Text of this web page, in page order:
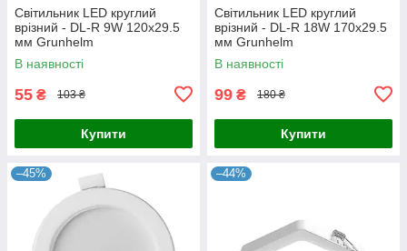
Cвітильник LED круглий
врізний - DL-R 9W 120х29.5
мм Grunhelm
В наявності
55 ₴ 103 ₴
Купити
Cвітильник LED круглий
врізний - DL-R 18W 170х29.5
мм Grunhelm
В наявності
99 ₴ 180 ₴
Купити
–45% –44%